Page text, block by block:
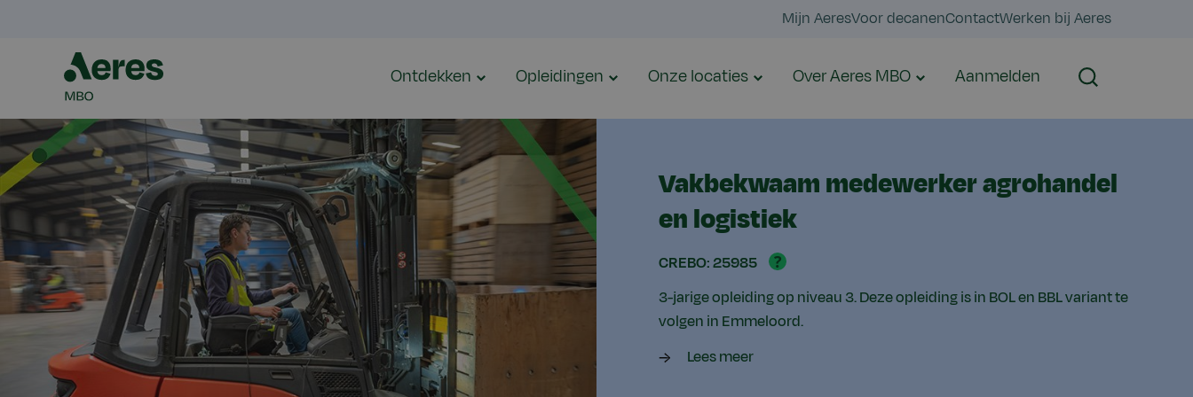
Mijn AeresVoor decanenContactWerken bij Aeres
Ontdekken Opleidingen Onze locaties Over Aeres MBO Aanmelden Zoeken
Vakbekwaam medewerker agrohandel
en logistiek
CREBO: 25985
?
3-jarige opleiding op niveau 3. Deze opleiding is in BOL en BBL variant te
volgen in Emmeloord.
Lees meer